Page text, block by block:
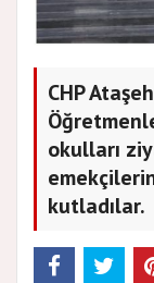
CHP
okulları
kutladılar.